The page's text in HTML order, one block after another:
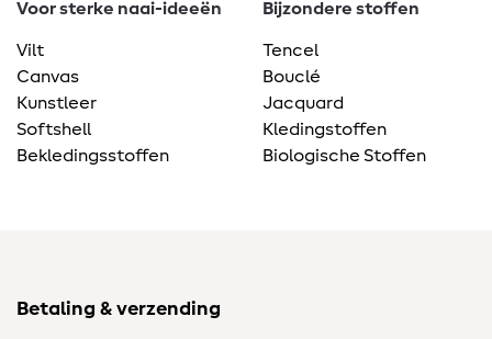
Voor sterke naai-ideeën
Vilt
Canvas
Kunstleer
Softshell
Bekledingsstoffen
Bijzondere stoffen
Tencel
Bouclé
Jacquard
Kledingstoffen
Biologische Stoffen
Betaling & verzending